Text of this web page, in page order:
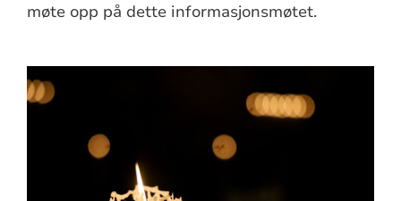
møte opp på dette informasjonsmøtet.